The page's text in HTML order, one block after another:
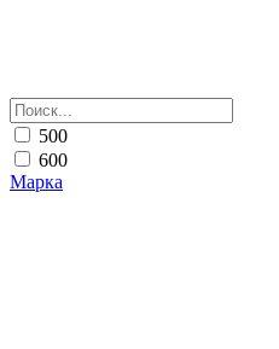
500
600
Марка